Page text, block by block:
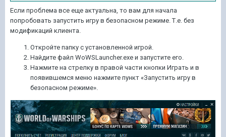
Если проблема все еще актуальна, то вам для начала
попробовать запустить игру в безопасном режиме. Т.е. без
модификаций клиента.
Откройте папку с установленной игрой.
Найдите файл WoWSLauncher.exe и запустите его.
Нажмите на стрелку в правой части кнопки Играть и в
появившемся меню нажмите пункт «Запустить игру в
безопасном режиме».